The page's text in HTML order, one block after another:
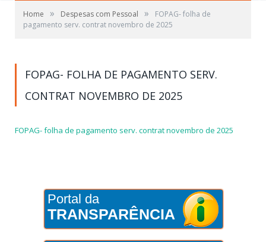
Home » Despesas com Pessoal »
FOPAG- folha de
pagamento serv. contrat novembro de 2025
FOPAG- FOLHA DE PAGAMENTO SERV.
CONTRAT NOVEMBRO DE 2025
FOPAG- folha de pagamento serv. contrat novembro de 2025
Portal da
TRANSPARÊNCIA